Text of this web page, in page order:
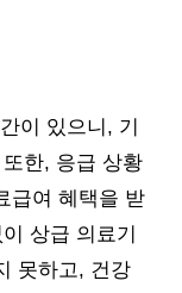
이 있으니, 기
한, 응급 상황
급여 혜택을 받
상급 의료기
못하고, 건강